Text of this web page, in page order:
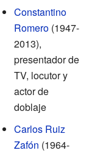
Constantino
Romero (1947-
2013),
presentador de
TV, locutor y
actor de
doblaje
Carlos Ruiz
Zafón (1964-